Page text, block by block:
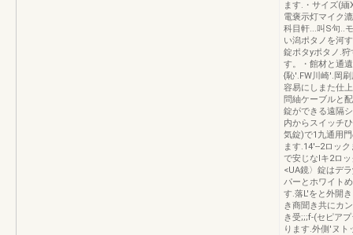
ます.・サイズ(
電褒示灯マイク
科目軒...叫S句..
い潟ポタノを河
錠ポタyポタノ.
す。・館材と通
{恥'.FW川崎'.岡
容易にしまた仕
問紬ケーブルと
錠ができる遠隔
内からスイッチ
気錠)で1九通用
ます.14'--2ロッ
で安じなlキ2ロ
<UA鏡〉錠はデ
パーとホワイト
す.落L'をと外開
き商聞き共にカ
き受;;;f-(セピア
ります.外側'ヌト